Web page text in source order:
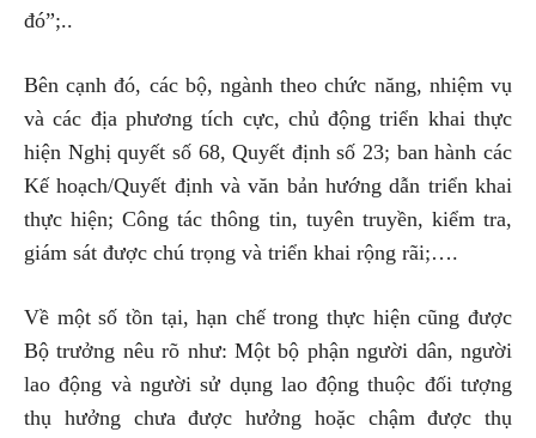
đó”;..
Bên cạnh đó, các bộ, ngành theo chức năng, nhiệm vụ
và các địa phương tích cực, chủ động triển khai thực
hiện Nghị quyết số 68, Quyết định số 23; ban hành các
Kế hoạch/Quyết định và văn bản hướng dẫn triển khai
thực hiện; Công tác thông tin, tuyên truyền, kiểm tra,
giám sát được chú trọng và triển khai rộng rãi;….
Về một số tồn tại, hạn chế trong thực hiện cũng được
Bộ trưởng nêu rõ như: Một bộ phận người dân, người
lao động và người sử dụng lao động thuộc đối tượng
thụ hưởng chưa được hưởng hoặc chậm được thụ